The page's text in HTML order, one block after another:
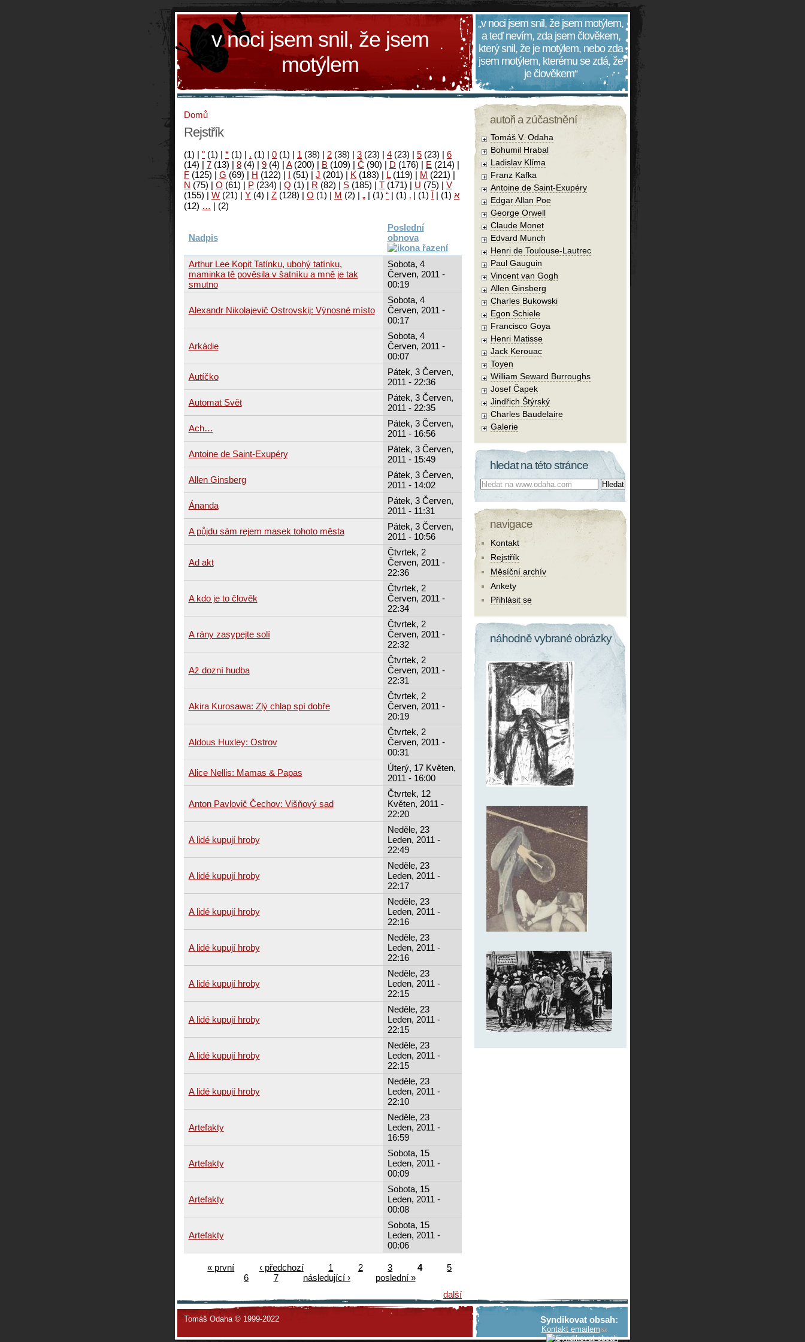
v noci jsem snil, že jsem
motýlem
„v noci jsem snil, že jsem motýlem,
a teď nevím, zda jsem člověkem,
který snil, že je motýlem, nebo zda
jsem motýlem, kterému se zdá, že
je člověkem“
Domů
Rejstřík
(1) | " (1) | * (1) | . (1) | 0 (1) | 1 (38) | 2 (38) | 3 (23) | 4 (23) | 5 (23) | 6
(14) | 7 (13) | 8 (4) | 9 (4) | A(200) | B (109) | Č (90) | D (176) | E (214) |
F (125) | G (69) | H (122) | I (51) | J (201) | K (183) | L(119) | M (221) |
N (75) | O (61) | P (234) | Q (1) | R (82) | S (185) | T (171) | U (75) | V
(155) | W (21) | Y (4) | Z (128) | Ο (1) | М (2) | א (1)
| آ (1)
|
‚
(1)
|
“
(1)
|
„
(2)
|
…
(12)
Nadpis
Poslední
obnova
Arthur Lee Kopit Tatínku, ubohý tatínku,
maminka tě pověsila v šatníku a mně je tak
smutno
Sobota, 4
Červen, 2011 -
00:19
Alexandr Nikolajevič Ostrovskij: Výnosné místo
Sobota, 4
Červen, 2011 -
00:17
Arkádie
Sobota, 4
Červen, 2011 -
00:07
Autíčko
Pátek, 3 Červen,
2011 - 22:36
Automat Svět
Pátek, 3 Červen,
2011 - 22:35
Ach…
Pátek, 3 Červen,
2011 - 16:56
Antoine de Saint-Exupéry
Pátek, 3 Červen,
2011 - 15:49
Allen Ginsberg
Pátek, 3 Červen,
2011 - 14:02
Ánanda
Pátek, 3 Červen,
2011 - 11:31
A půjdu sám rejem masek tohoto města
Pátek, 3 Červen,
2011 - 10:56
Ad akt
Čtvrtek, 2
Červen, 2011 -
22:36
A kdo je to člověk
Čtvrtek, 2
Červen, 2011 -
22:34
A rány zasypejte solí
Čtvrtek, 2
Červen, 2011 -
22:32
Až dozní hudba
Čtvrtek, 2
Červen, 2011 -
22:31
Akira Kurosawa: Zlý chlap spí dobře
Čtvrtek, 2
Červen, 2011 -
20:19
Aldous Huxley: Ostrov
Čtvrtek, 2
Červen, 2011 -
00:31
Alice Nellis: Mamas & Papas
Úterý, 17 Květen,
2011 - 16:00
Anton Pavlovič Čechov: Višňový sad
Čtvrtek, 12
Květen, 2011 -
22:20
A lidé kupují hroby
Neděle, 23
Leden, 2011 -
22:49
A lidé kupují hroby
Neděle, 23
Leden, 2011 -
22:17
A lidé kupují hroby
Neděle, 23
Leden, 2011 -
22:16
A lidé kupují hroby
Neděle, 23
Leden, 2011 -
22:16
A lidé kupují hroby
Neděle, 23
Leden, 2011 -
22:15
A lidé kupují hroby
Neděle, 23
Leden, 2011 -
22:15
A lidé kupují hroby
Neděle, 23
Leden, 2011 -
22:15
A lidé kupují hroby
Neděle, 23
Leden, 2011 -
22:10
Artefakty
Neděle, 23
Leden, 2011 -
16:59
Artefakty
Sobota, 15
Leden, 2011 -
00:09
Artefakty
Sobota, 15
Leden, 2011 -
00:08
Artefakty
Sobota, 15
Leden, 2011 -
00:06
« první ‹ předchozí 1 2 3 4
5
6
7 následující ›
poslední »
další
autoři a zúčastnění
Tomáš V. Odaha
Bohumil Hrabal
Ladislav Klíma
Franz Kafka
Antoine de Saint-Exupéry
Edgar Allan Poe
George Orwell
Claude Monet
Edvard Munch
Henri de Toulouse-Lautrec
Paul Gauguin
Vincent van Gogh
Allen Ginsberg
Charles Bukowski
Egon Schiele
Francisco Goya
Henri Matisse
Jack Kerouac
Toyen
William Seward Burroughs
Josef Čapek
Jindřich Štýrský
Charles Baudelaire
Galerie
hledat na této stránce
Co hledat:
navigace
Kontakt
Rejstřík
Měsíční archív
Ankety
Přihlásit se
náhodně vybrané obrázky
Tomáš Odaha © 1999-2022 Syndikovat obsah:
Kontakt emailem